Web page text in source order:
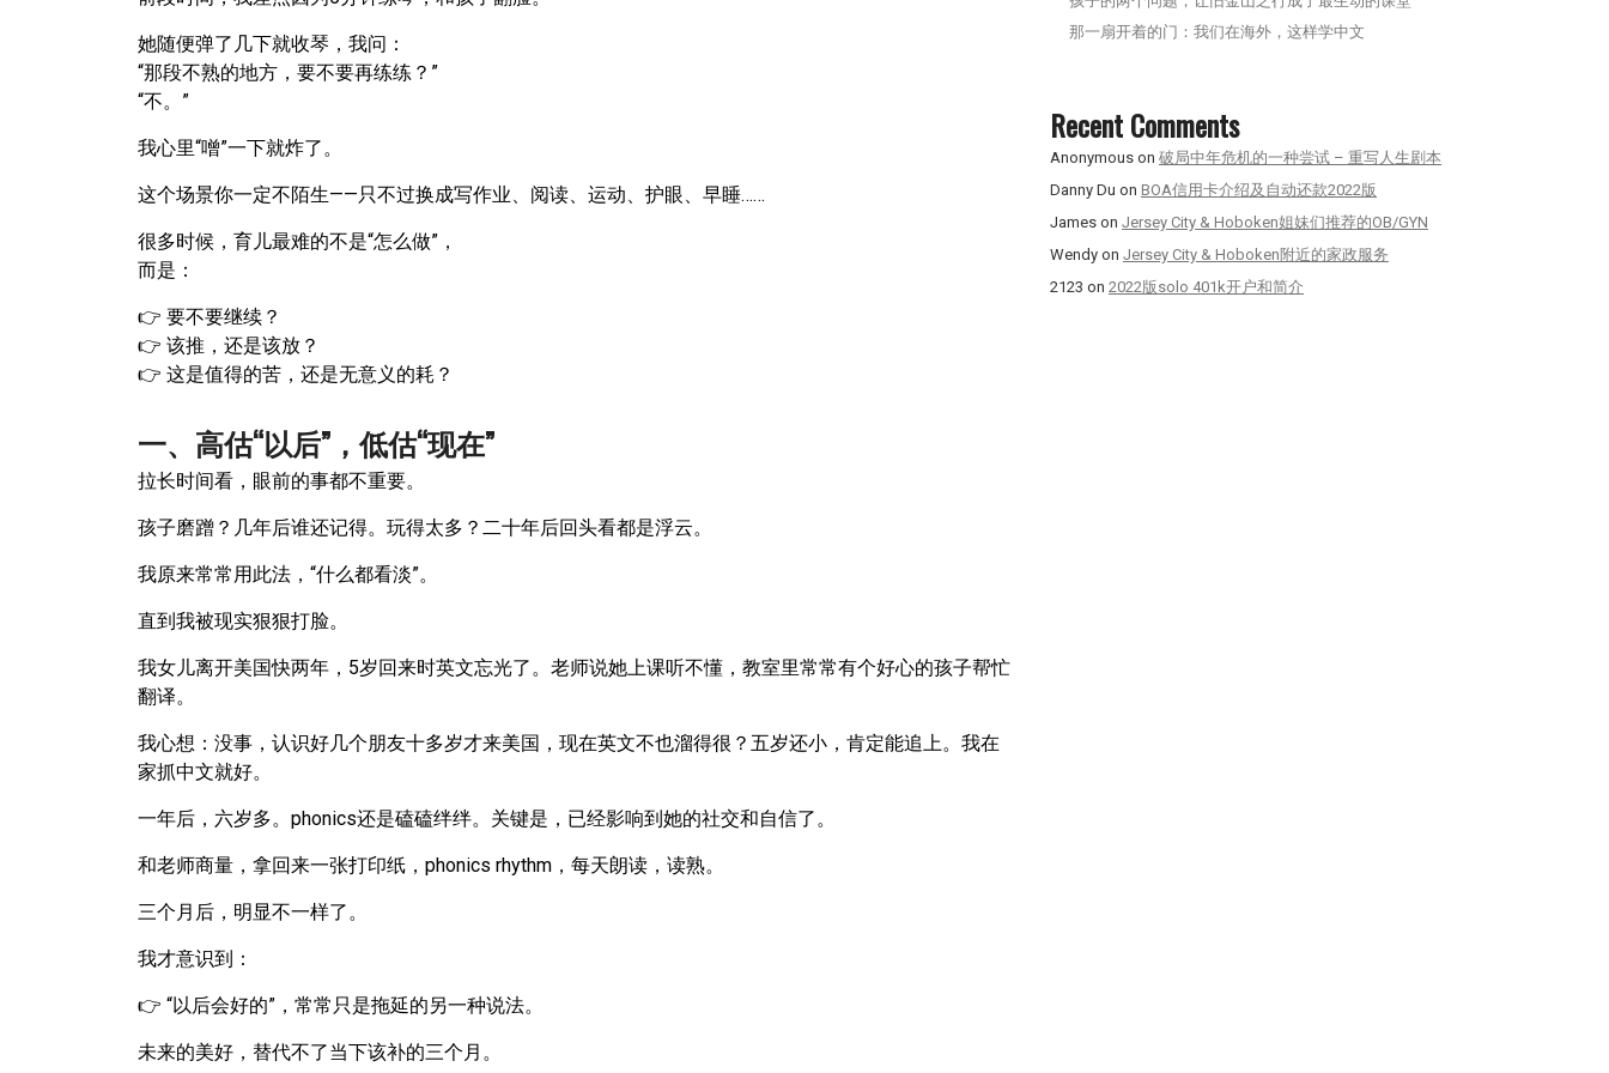
她随便弹了几下就收琴，我问：
“那段不熟的地方，要不要再练练？”
“不。”
我心里“噌”一下就炸了。
这个场景你一定不陌生——只不过换成写作业、阅读、运动、护眼、早睡……
很多时候，育儿最难的不是“怎么做”，
而是：
👉 要不要继续？
👉 该推，还是该放？
👉 这是值得的苦，还是无意义的耗？
一、高估“以后”，低估“现在”
拉长时间看，眼前的事都不重要。
孩子磨蹭？几年后谁还记得。玩得太多？二十年后回头看都是浮云。
我原来常常用此法，“什么都看淡”。
直到我被现实狠狠打脸。
我女儿离开美国快两年，5岁回来时英文忘光了。老师说她上课听不懂，教室里常常有个好心的孩子帮忙
翻译。
我心想：没事，认识好几个朋友十多岁才来美国，现在英文不也溜得很？五岁还小，肯定能追上。我在
家抓中文就好。
一年后，六岁多。phonics还是磕磕绊绊。关键是，已经影响到她的社交和自信了。
和老师商量，拿回来一张打印纸，phonics rhythm，每天朗读，读熟。
三个月后，明显不一样了。
我才意识到：
👉 “以后会好的”，常常只是拖延的另一种说法。
未来的美好，替代不了当下该补的三个月。
那一扇开着的门：我们在海外，这样学中文
Recent Comments
Anonymous on 破局中年危机的一种尝试 – 重写人生剧本
Danny Du on BOA信用卡介绍及自动还款2022版
James on Jersey City & Hoboken姐妹们推荐的OB/GYN
Wendy on Jersey City & Hoboken附近的家政服务
2123 on 2022版solo 401k开户和简介